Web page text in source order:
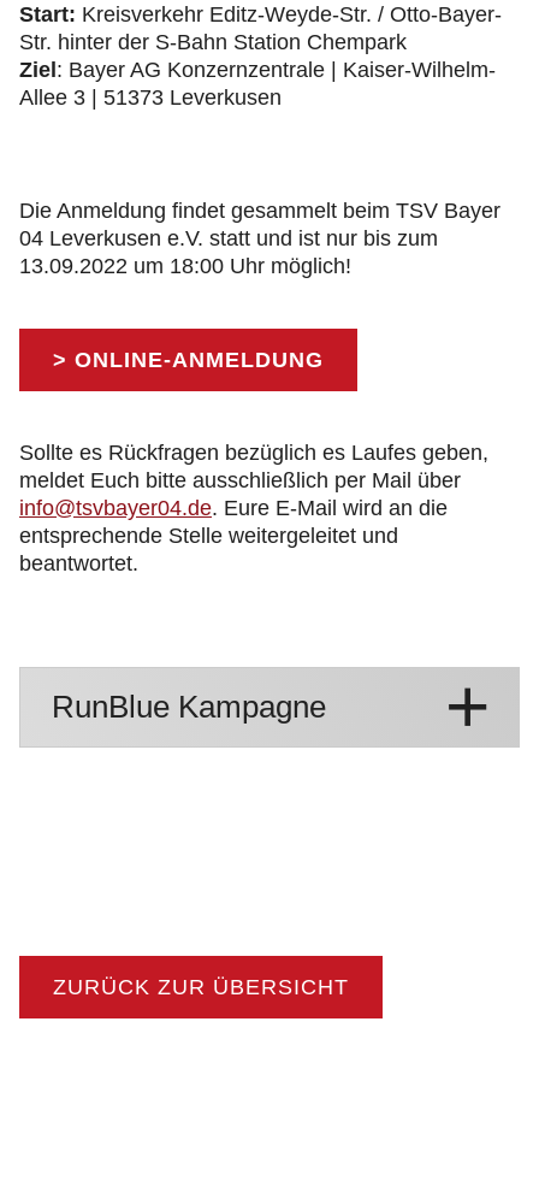
Start: Kreisverkehr Editz-Weyde-Str. / Otto-Bayer-
Str. hinter der S-Bahn Station Chempark
Ziel : Bayer AG Konzernzentrale | Kaiser-Wilhelm-
Allee 3 | 51373 Leverkusen
Die Anmeldung findet gesammelt beim TSV Bayer
04 Leverkusen e.V. statt und ist nur bis zum
13.09.2022 um 18:00 Uhr möglich!
> ONLINE-ANMELDUNG
Sollte es Rückfragen bezüglich es Laufes geben,
meldet Euch bitte ausschließlich per Mail über
info@tsvbayer04.de. Eure E-Mail wird an die
entsprechende Stelle weitergeleitet und
beantwortet.
RunBlue Kampagne
ZURÜCK ZUR ÜBERSICHT